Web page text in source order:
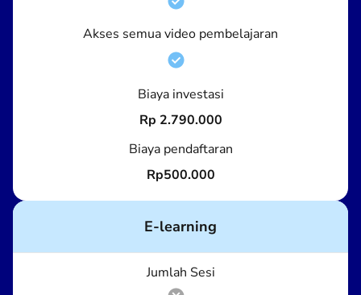
Akses semua video pembelajaran
Biaya investasi
Rp 2.790.000
Biaya pendaftaran
Rp500.000
E-learning
Jumlah Sesi